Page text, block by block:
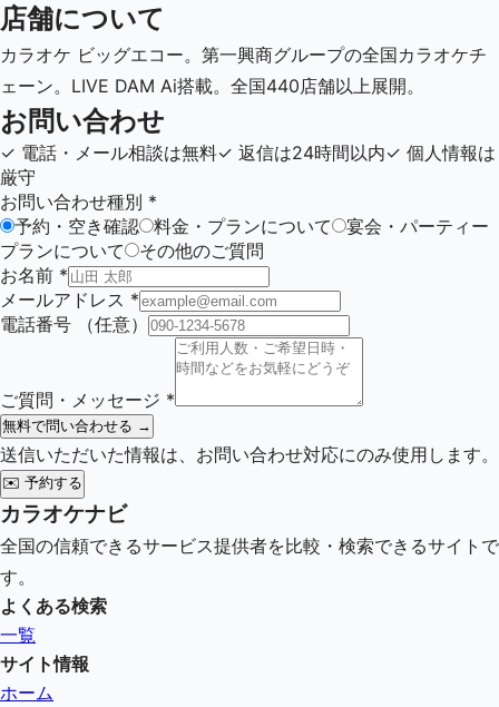
店舗について
カラオケ ビッグエコー。第一興商グループの全国カラオケチ
ェーン。LIVE DAM Ai搭載。全国440店舗以上展開。
お問い合わせ
✓ 電話・メール相談は無料✓ 返信は24時間以内✓ 個人情報は
厳守
お問い合わせ種別 *
予約・空き確認
料金・プランについて
宴会・パーティー
プランについて
その他のご質問
お名前 *
メールアドレス *
電話番号
（任意）
ご質問・メッセージ *
無料で問い合わせる →
送信いただいた情報は、お問い合わせ対応にのみ使用します。
✉️ 予約する
カラオケナビ
全国の信頼できるサービス提供者を比較・検索できるサイトで
す。
よくある検索
一覧
サイト情報
ホーム